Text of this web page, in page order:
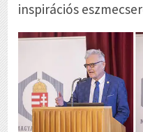
inspirációs